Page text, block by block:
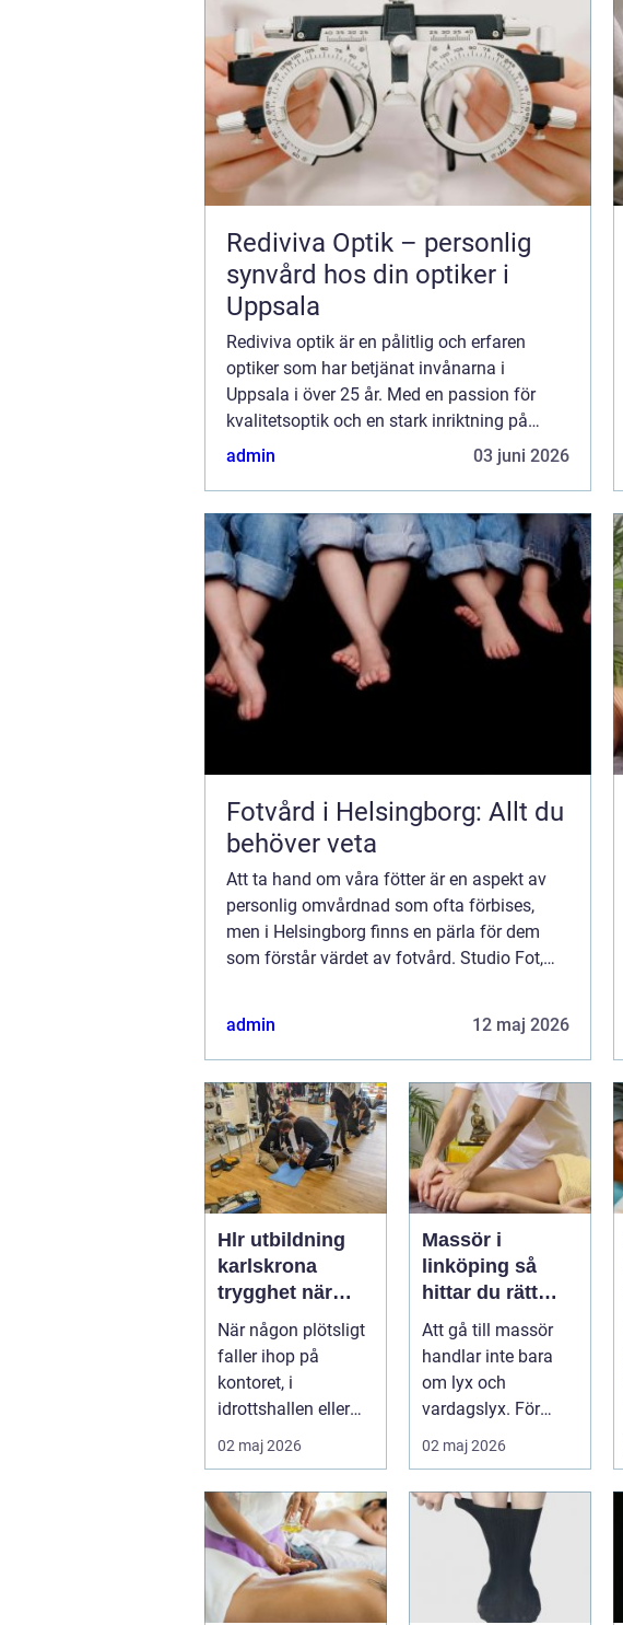
Rediviva Optik – personlig
synvård hos din optiker i
Uppsala
Rediviva optik är en pålitlig och erfaren
optiker som har betjänat invånarna i
Uppsala i över 25 år. Med en passion för
kvalitetsoptik och en stark inriktning på
personlig service har de etablerat sig som
admin 03 juni 2026
Fotvård i Helsingborg: Allt du
behöver veta
Att ta hand om våra fötter är en aspekt av
personlig omvårdnad som ofta förbises,
men i Helsingborg finns en pärla för dem
som förstår värdet av fotvård. Studio Fot,
admin
12 maj 2026
Hlr utbildning
karlskrona
trygghet när
sekunderna
räknas
När någon plötsligt
faller ihop på
kontoret, i
idrottshallen eller
hemma vid
köksbordet finns det
ba...
02 maj 2026
Massör i
linköping så
hittar du rätt
behandling för
kropp och själ
Att gå till massör
handlar inte bara
om lyx och
vardagslyx. För
många i Linköping
är massage ett
kon...
02 maj 2026